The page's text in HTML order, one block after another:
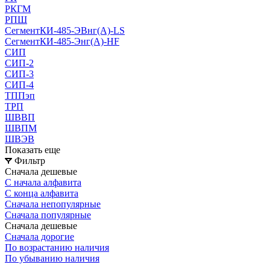
РКГМ
РПШ
СегментКИ-485-ЭВнг(А)-LS
СегментКИ-485-Энг(А)-HF
СИП
СИП-2
СИП-3
СИП-4
ТППэп
ТРП
ШВВП
ШВПМ
ШВЭВ
Показать еще
Фильтр
Сначала дешевые
С начала алфавита
С конца алфавита
Сначала непопулярные
Сначала популярные
Сначала дешевые
Сначала дорогие
По возрастанию наличия
По убыванию наличия